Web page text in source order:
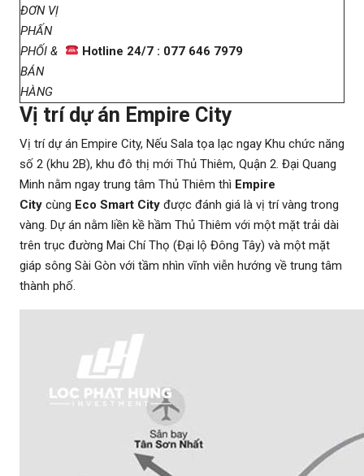
ĐƠN VỊ
PHẤN
PHỐI &
BÁN
HÀNG
Hotline 24/7 : 077 646 7979
Vị trí dự án Empire City
Vị trí dự án Empire City, Nếu Sala tọa lạc ngay Khu chức năng
số 2 (khu 2B), khu đô thị mới Thủ Thiêm, Quận 2. Đại Quang
Minh nằm ngay trung tâm Thủ Thiêm thì Empire
City cùng Eco Smart City được đánh giá là vị trí vàng trong
vàng. Dự án nằm liền kề hầm Thủ Thiêm với một mặt trải dài
trên trục đường Mai Chí Thọ (Đại lộ Đông Tây) và một mặt
giáp sông Sài Gòn với tầm nhìn vĩnh viễn hướng về trung tâm
thành phố.